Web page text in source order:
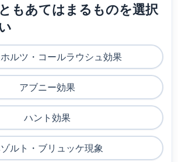
もあてはまるものを選択
ルツ・コールラウシュ効果
アブニー効果
ハント効果
ルト・ブリュッケ現象